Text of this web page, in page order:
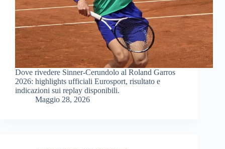
Dove rivedere Sinner-Cerundolo al Roland Garros
2026: highlights ufficiali Eurosport, risultato e
indicazioni sui replay disponibili.
Maggio 28, 2026